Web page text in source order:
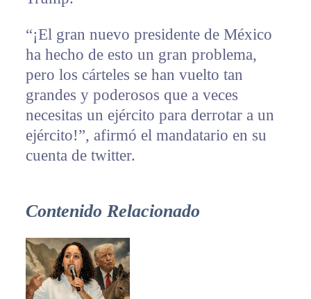
“¡El gran nuevo presidente de México
ha hecho de esto un gran problema,
pero los cárteles se han vuelto tan
grandes y poderosos que a veces
necesitas un ejército para derrotar a un
ejército!”, afirmó el mandatario en su
cuenta de twitter.
Contenido Relacionado